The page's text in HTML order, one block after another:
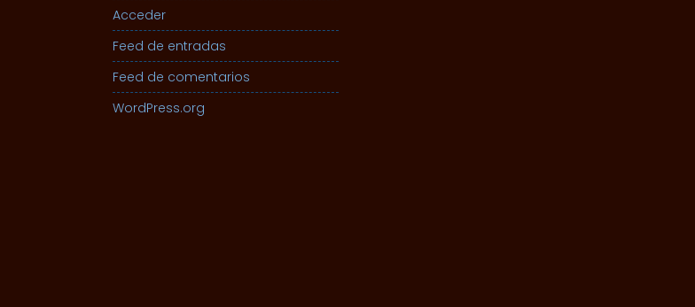
Acceder
Feed de entradas
Feed de comentarios
WordPress.org